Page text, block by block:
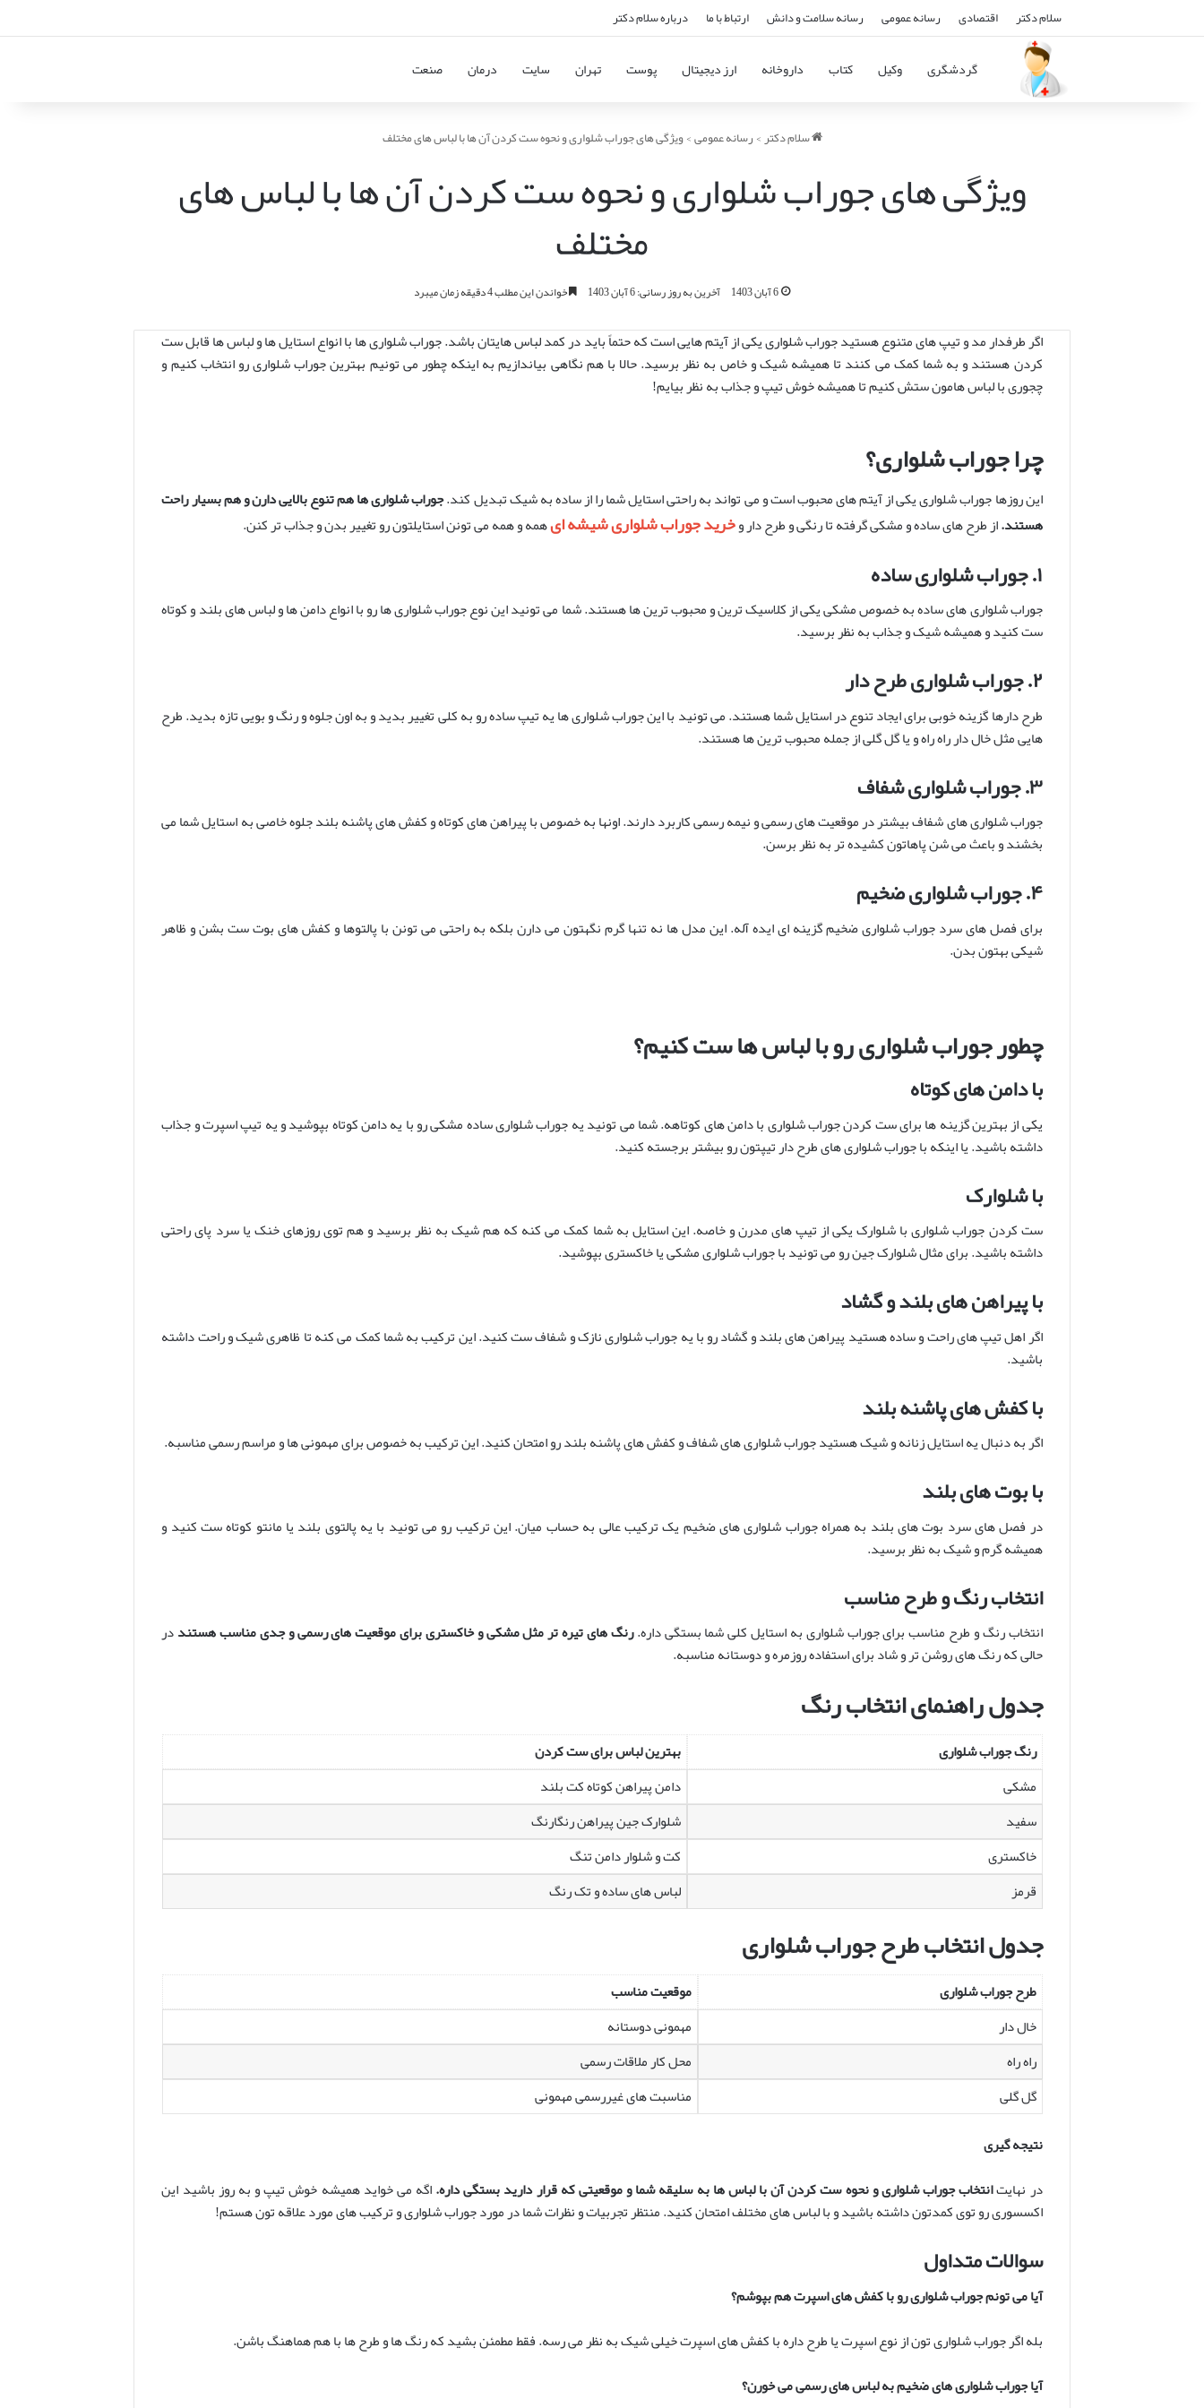
سلام دکتر اقتصادی رسانه عمومی رسانه سلامت و دانش ارتباط با ما درباره سلام دکتر
گردشگری وکیل کتاب داروخانه ارز دیجیتال پوست تهران سایت درمان صنعت
سلام دکتر>رسانه عمومی>ویژگی های جوراب شلواری و نحوه ست کردن آن ها با لباس های مختلف
ویژگی های جوراب شلواری و نحوه ست کردن آن ها با لباس های
مختلف
6 آبان 1403 آخرین به روز رسانی: 6 آبان 1403 خواندن این مطلب 4 دقیقه زمان میبرد
اگر طرفدار مد و تیپ های متنوع هستید جوراب شلواری یکی از آیتم هایی است که حتماً باید در کمد لباس هایتان باشد. جوراب شلواری ها با انواع استایل ها و لباس ها قابل ست
کردن هستند و به شما کمک می کنند تا همیشه شیک و خاص به نظر برسید. حالا با هم نگاهی بیاندازیم به اینکه چطور می تونیم بهترین جوراب شلواری رو انتخاب کنیم و
چجوری با لباس هامون ستش کنیم تا همیشه خوش تیپ و جذاب به نظر بیایم!
چرا جوراب شلواری؟
این روزها جوراب شلواری یکی از آیتم های محبوب است و می تواند به راحتی استایل شما را از ساده به شیک تبدیل کند.جوراب شلواری ها هم تنوع بالایی دارن و هم بسیار راحت
هستند.از طرح های ساده و مشکی گرفته تا رنگی و طرح دار وخرید جوراب شلواری شیشه ایهمه و همه می تونن استایلتون رو تغییر بدن و جذاب تر کنن.
۱.جوراب شلواری ساده
جوراب شلواری های ساده به خصوص مشکی یکی از کلاسیک ترین و محبوب ترین ها هستند. شما می تونید این نوع جوراب شلواری ها رو با انواع دامن ها و لباس های بلند و کوتاه
ست کنید و همیشه شیک و جذاب به نظر برسید.
۲.جوراب شلواری طرح دار
طرح دارها گزینه خوبی برای ایجاد تنوع در استایل شما هستند. می تونید با این جوراب شلواری ها یه تیپ ساده رو به کلی تغییر بدید و به اون جلوه و رنگ و بویی تازه بدید. طرح
هایی مثل خال دار راه راه و یا گل گلی از جمله محبوب ترین ها هستند.
۳.جوراب شلواری شفاف
جوراب شلواری های شفاف بیشتر در موقعیت های رسمی و نیمه رسمی کاربرد دارند. اونها به خصوص با پیراهن های کوتاه و کفش های پاشنه بلند جلوه خاصی به استایل شما می
بخشند و باعث می شن پاهاتون کشیده تر به نظر برسن.
۴.جوراب شلواری ضخیم
برای فصل های سرد جوراب شلواری ضخیم گزینه ای ایده آله. این مدل ها نه تنها گرم نگهتون می دارن بلکه به راحتی می تونن با پالتوها و کفش های بوت ست بشن و ظاهر
شیکی بهتون بدن.
چطور جوراب شلواری رو با لباس ها ست کنیم؟
با دامن های کوتاه
یکی از بهترین گزینه ها برای ست کردن جوراب شلواری با دامن های کوتاهه. شما می تونید یه جوراب شلواری ساده مشکی رو با یه دامن کوتاه بپوشید و یه تیپ اسپرت و جذاب
داشته باشید. یا اینکه با جوراب شلواری های طرح دار تیپتون رو بیشتر برجسته کنید.
با شلوارک
ست کردن جوراب شلواری با شلوارک یکی از تیپ های مدرن و خاصه. این استایل به شما کمک می کنه که هم شیک به نظر برسید و هم توی روزهای خنک یا سرد پای راحتی
داشته باشید. برای مثال شلوارک جین رو می تونید با جوراب شلواری مشکی یا خاکستری بپوشید.
با پیراهن های بلند و گشاد
اگر اهل تیپ های راحت و ساده هستید پیراهن های بلند و گشاد رو با یه جوراب شلواری نازک و شفاف ست کنید. این ترکیب به شما کمک می کنه تا ظاهری شیک و راحت داشته
باشید.
با کفش های پاشنه بلند
اگر به دنبال یه استایل زنانه و شیک هستید جوراب شلواری های شفاف و کفش های پاشنه بلند رو امتحان کنید. این ترکیب به خصوص برای مهمونی ها و مراسم رسمی مناسبه.
با بوت های بلند
در فصل های سرد بوت های بلند به همراه جوراب شلواری های ضخیم یک ترکیب عالی به حساب میان. این ترکیب رو می تونید با یه پالتوی بلند یا مانتو کوتاه ست کنید و
همیشه گرم و شیک به نظر برسید.
انتخاب رنگ و طرح مناسب
انتخاب رنگ و طرح مناسب برای جوراب شلواری به استایل کلی شما بستگی داره.رنگ های تیره تر مثل مشکی و خاکستری برای موقعیت های رسمی و جدی مناسب هستنددر
حالی که رنگ های روشن تر و شاد برای استفاده روزمره و دوستانه مناسبه.
جدول راهنمای انتخاب رنگ
رنگ جوراب شلواری
بهترین لباس برای ست کردن
مشکی
دامن پیراهن کوتاه کت بلند
سفید
شلوارک جین پیراهن رنگارنگ
خاکستری
کت و شلوار دامن تنگ
قرمز
لباس های ساده و تک رنگ
جدول انتخاب طرح جوراب شلواری
طرح جوراب شلواری
موقعیت مناسب
خال دار
مهمونی دوستانه
راه راه
محل کار ملاقات رسمی
گل گلی
مناسبت های غیررسمی مهمونی
نتیجه گیری
در نهایتانتخاب جوراب شلواری و نحوه ست کردن آن با لباس ها به سلیقه شما و موقعیتی که قرار دارید بستگی داره.اگه می خواید همیشه خوش تیپ و به روز باشید این
اکسسوری رو توی کمدتون داشته باشید و با لباس های مختلف امتحان کنید. منتظر تجربیات و نظرات شما در مورد جوراب شلواری و ترکیب های مورد علاقه تون هستم!
سوالات متداول
آیا می تونم جوراب شلواری رو با کفش های اسپرت هم بپوشم؟
بله اگر جوراب شلواری تون از نوع اسپرت یا طرح داره با کفش های اسپرت خیلی شیک به نظر می رسه. فقط مطمئن بشید که رنگ ها و طرح ها با هم هماهنگ باشن.
آیا جوراب شلواری های ضخیم به لباس های رسمی می خورن؟